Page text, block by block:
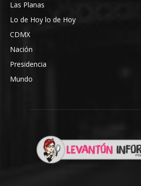
Las Planas
Lo de Hoy lo de Hoy
CDMX
Nación
Presidencia
Mundo